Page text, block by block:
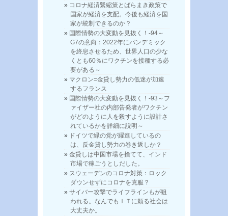
コロナ経済緊縮策とばらまき政策で
国家が経済を支配。今後も経済を国
家が統制できるのか？
国際情勢の大変動を見抜く！-94～
G7の意向：2022年にパンデミック
を終息させるため、世界人口の少な
くとも60％にワクチンを接種する必
要がある～
マクロン=金貸し勢力の低迷が加速
するフランス
国際情勢の大変動を見抜く！-93～フ
ァイザー社の内部告発者がワクチン
がどのように人を殺すように設計さ
れているかを詳細に説明～
ドイツで緑の党が躍進しているの
は、反金貸し勢力の巻き返しか？
金貸しは中国市場を捨てて、インド
市場で稼ごうとしだした。
スウェーデンのコロナ対策：ロック
ダウンせずにコロナを克服？
サイバー攻撃でライフラインもが狙
われる。なんでもＩＴに頼る社会は
大丈夫か。